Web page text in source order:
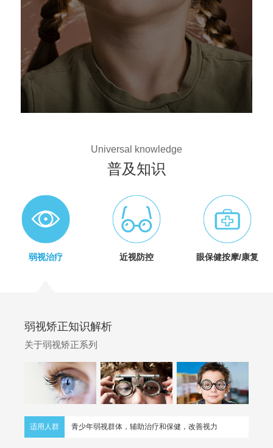
Universal knowledge
普及知识
弱视治疗 近视防控 眼保健按摩/康复
弱视矫正知识解析
关于弱视矫正系列
适用人群 青少年弱视群体，辅助治疗和保健，改善视力